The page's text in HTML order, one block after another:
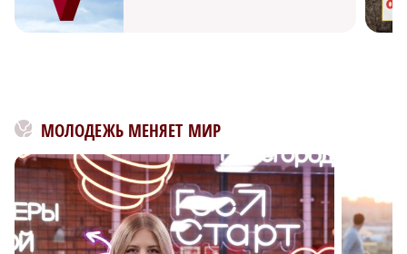
МОЛОДЕЖЬ МЕНЯЕТ МИР